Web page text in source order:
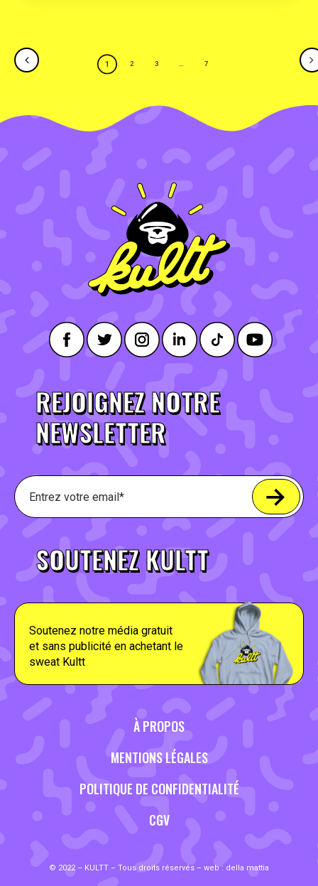
1 2 3 7
REJOIGNEZ NOTRE
NEWSLETTER
SOUTENEZ KULTT
Soutenez notre média gratuit
et sans publicité en achetant le
sweat Kultt
À PROPOS
MENTIONS LÉGALES
POLITIQUE DE CONFIDENTIALITÉ
CGV
© 2022 – KULTT – Tous droits réservés – web : della mattia